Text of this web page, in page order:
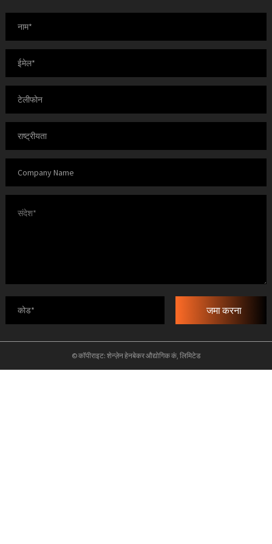
जमा करना
© कॉपीराइट: शेन्ज़ेन हेनबेकर औद्योगिक कं, लिमिटेड